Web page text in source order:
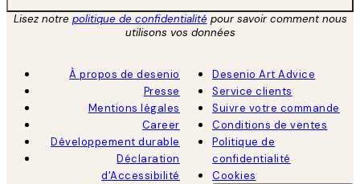
Lisez notre politique de confidentialitépour savoir comment nous
utilisons vos données
À propos de desenio
Presse
Mentions légales
Career
Développement durable
Déclaration
d'Accessibilité
Desenio Art Advice
Service clients
Suivre votre commande
Conditions de ventes
Politique de
confidentialité
Cookies